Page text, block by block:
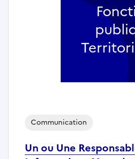
Un ou Une
Communication